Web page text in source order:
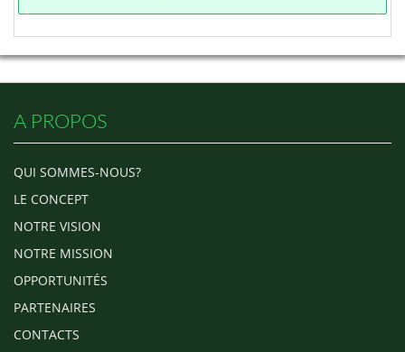
A PROPOS
QUI SOMMES-NOUS?
LE CONCEPT
NOTRE VISION
NOTRE MISSION
OPPORTUNITÉS
PARTENAIRES
CONTACTS